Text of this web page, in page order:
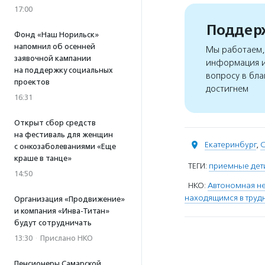
17:00
Фонд «Наш Норильск»
напомнил об осенней
заявочной кампании
на поддержку социальных
проектов
16:31
Открыт сбор средств
на фестиваль для женщин
с онкозаболеваниями «Еще
краше в танце»
14:50
Организация «Продвижение»
и компания «Инва-Титан»
будут сотрудничать
13:30 · Прислано НКО
Мы работаем,
информация
вопросу в
достигнем
Екатеринбург,
ТЕГИ: приемные
НКО: Автономная
находящимся в